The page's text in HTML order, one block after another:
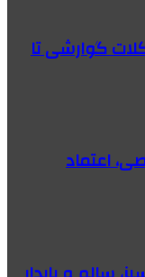
گوارشی تا
اعتماد